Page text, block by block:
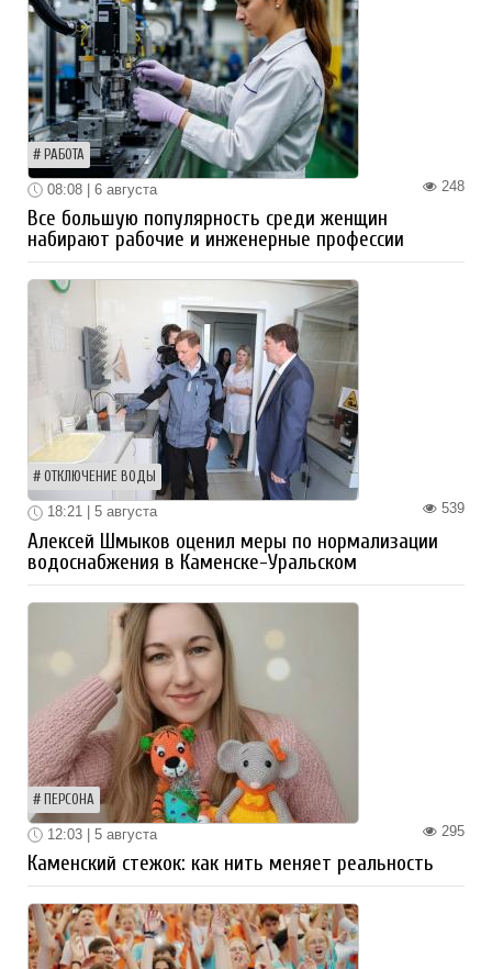
РАБОТА
248
08:08 | 6 августа
Все большую популярность среди женщин
набирают рабочие и инженерные профессии
ОТКЛЮЧЕНИЕ ВОДЫ
539
18:21 | 5 августа
Алексей Шмыков оценил меры по нормализации
водоснабжения в Каменске-Уральском
ПЕРСОНА
295
12:03 | 5 августа
Каменский стежок: как нить меняет реальность